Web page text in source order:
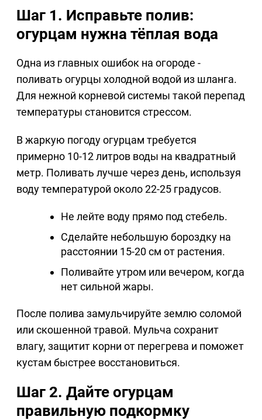
Шаг 1. Исправьте полив:
огурцам нужна тёплая вода
Одна из главных ошибок на огороде -
поливать огурцы холодной водой из шланга.
Для нежной корневой системы такой перепад
температуры становится стрессом.
В жаркую погоду огурцам требуется
примерно 10-12 литров воды на квадратный
метр. Поливать лучше через день, используя
воду температурой около 22-25 градусов.
Не лейте воду прямо под стебель.
Сделайте небольшую бороздку на
расстоянии 15-20 см от растения.
Поливайте утром или вечером, когда
нет сильной жары.
После полива замульчируйте землю соломой
или скошенной травой. Мульча сохранит
влагу, защитит корни от перегрева и поможет
кустам быстрее восстановиться.
Шаг 2. Дайте огурцам
правильную подкормку